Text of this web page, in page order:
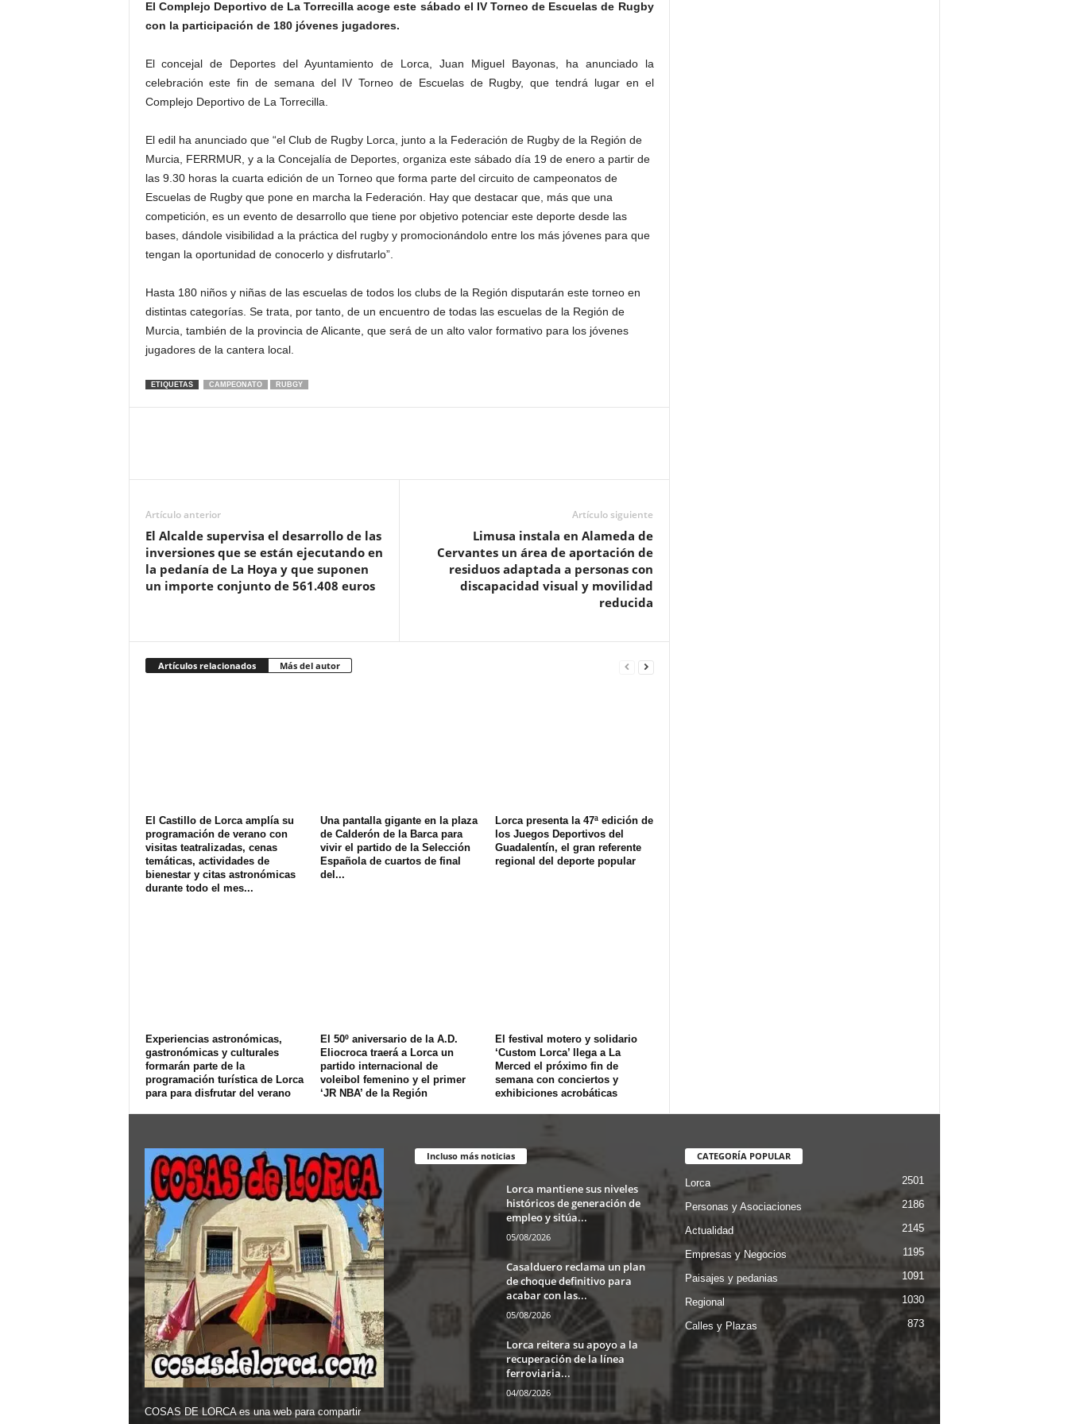
El Complejo Deportivo de La Torrecilla acoge este sábado el IV Torneo de Escuelas de Rugby
con la participación de 180 jóvenes jugadores.
El concejal de Deportes del Ayuntamiento de Lorca, Juan Miguel Bayonas, ha anunciado la
celebración este fin de semana del IV Torneo de Escuelas de Rugby, que tendrá lugar en el
Complejo Deportivo de La Torrecilla.
El edil ha anunciado que “el Club de Rugby Lorca, junto a la Federación de Rugby de la Región de
Murcia, FERRMUR, y a la Concejalía de Deportes, organiza este sábado día 19 de enero a partir de
las 9.30 horas la cuarta edición de un Torneo que forma parte del circuito de campeonatos de
Escuelas de Rugby que pone en marcha la Federación. Hay que destacar que, más que una
competición, es un evento de desarrollo que tiene por objetivo potenciar este deporte desde las
bases, dándole visibilidad a la práctica del rugby y promocionándolo entre los más jóvenes para que
tengan la oportunidad de conocerlo y disfrutarlo”.
Hasta 180 niños y niñas de las escuelas de todos los clubs de la Región disputarán este torneo en
distintas categorías. Se trata, por tanto, de un encuentro de todas las escuelas de la Región de
Murcia, también de la provincia de Alicante, que será de un alto valor formativo para los jóvenes
jugadores de la cantera local.
ETIQUETAS CAMPEONATO RUBGY
Artículo anterior
El Alcalde supervisa el desarrollo de las
inversiones que se están ejecutando en
la pedanía de La Hoya y que suponen
un importe conjunto de 561.408 euros
Artículo siguiente
Limusa instala en Alameda de
Cervantes un área de aportación de
residuos adaptada a personas con
discapacidad visual y movilidad
reducida
Artículos relacionados Más del autor
El Castillo de Lorca amplía su
programación de verano con
visitas teatralizadas, cenas
temáticas, actividades de
bienestar y citas astronómicas
durante todo el mes...
Una pantalla gigante en la plaza
de Calderón de la Barca para
vivir el partido de la Selección
Española de cuartos de final
del...
Lorca presenta la 47ª edición de
los Juegos Deportivos del
Guadalentín, el gran referente
regional del deporte popular
Experiencias astronómicas,
gastronómicas y culturales
formarán parte de la
programación turística de Lorca
para para disfrutar del verano
El 50º aniversario de la A.D.
Eliocroca traerá a Lorca un
partido internacional de
voleibol femenino y el primer
‘JR NBA’ de la Región
El festival motero y solidario
‘Custom Lorca’ llega a La
Merced el próximo fin de
semana con conciertos y
exhibiciones acrobáticas
COSAS DE LORCA es una web para compartir
Incluso más noticias
Lorca mantiene sus niveles
históricos de generación de
empleo y sitúa...
05/08/2026
Casalduero reclama un plan
de choque definitivo para
acabar con las...
05/08/2026
Lorca reitera su apoyo a la
recuperación de la línea
ferroviaria...
04/08/2026
CATEGORÍA POPULAR
Lorca 2501
Personas y Asociaciones 2186
Actualidad 2145
Empresas y Negocios 1195
Paisajes y pedanias 1091
Regional 1030
Calles y Plazas 873